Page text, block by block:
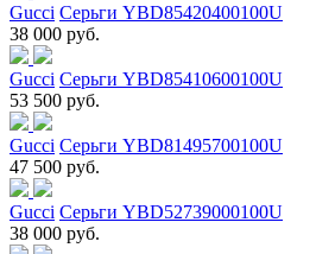
Gucci Серьги YBD85420400100U
38 000 руб.
Gucci Серьги YBD85410600100U
53 500 руб.
Gucci Серьги YBD81495700100U
47 500 руб.
Gucci Серьги YBD52739000100U
38 000 руб.